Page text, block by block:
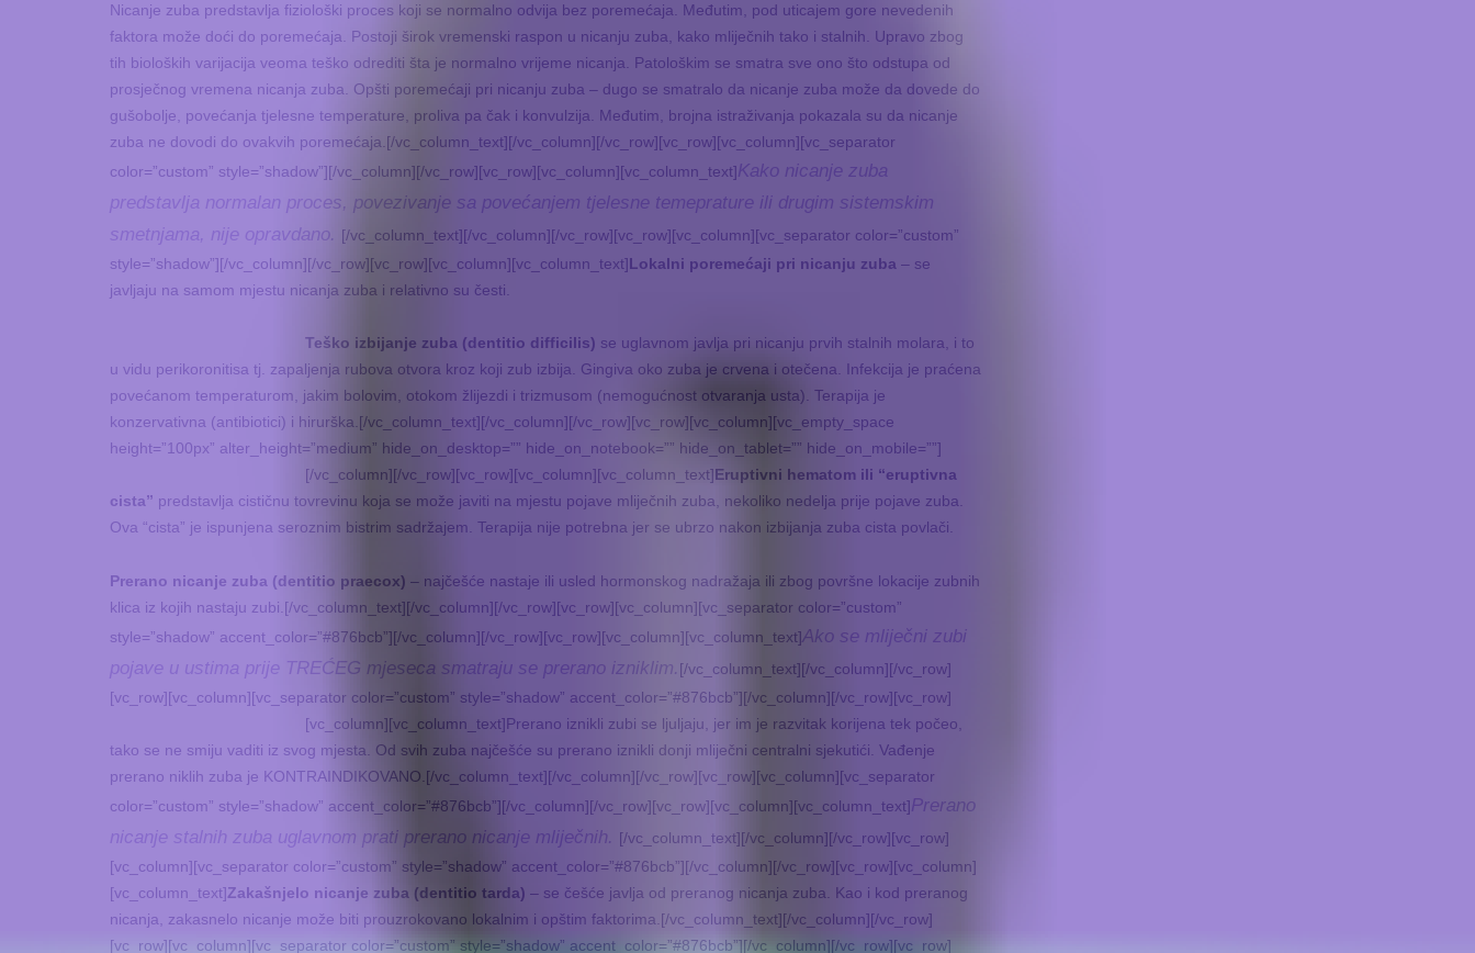
Nicanje zuba predstavlja fiziološki proces koji se normalno odvija bez poremećaja. Međutim, pod uticajem gore nevedenih
faktora može doći do poremećaja. Postoji širok vremenski raspon u nicanju zuba, kako mliječnih tako i stalnih. Upravo zbog
tih bioloških varijacija veoma teško odrediti šta je normalno vrijeme nicanja. Patološkim se smatra sve ono što odstupa od
prosječnog vremena nicanja zuba. Opšti poremećaji pri nicanju zuba – dugo se smatralo da nicanje zuba može da dovede do
gušobolje, povećanja tjelesne temperature, proliva pa čak i konvulzija. Međutim, brojna istraživanja pokazala su da nicanje
zuba ne dovodi do ovakvih poremećaja.[/vc_column_text][/vc_column][/vc_row][vc_row][vc_column][vc_separator
color=”custom” style=”shadow”][/vc_column][/vc_row][vc_row][vc_column][vc_column_text]Kako nicanje zuba
predstavlja normalan proces, povezivanje sa povećanjem tjelesne temeprature ili drugim sistemskim
smetnjama, nije opravdano. [/vc_column_text][/vc_column][/vc_row][vc_row][vc_column][vc_separator color=”custom”
style=”shadow”][/vc_column][/vc_row][vc_row][vc_column][vc_column_text]Lokalni poremećaji pri nicanju zuba – se
javljaju na samom mjestu nicanja zuba i relativno su česti.
Teško izbijanje zuba (dentitio difficilis) se uglavnom javlja pri nicanju prvih stalnih molara, i to
u vidu perikoronitisa tj. zapaljenja rubova otvora kroz koji zub izbija. Gingiva oko zuba je crvena i otečena. Infekcija je praćena
povećanom temperaturom, jakim bolovim, otokom žlijezdi i trizmusom (nemogućnost otvaranja usta). Terapija je
konzervativna (antibiotici) i hirurška.[/vc_column_text][/vc_column][/vc_row][vc_row][vc_column][vc_empty_space
height=”100px” alter_height=”medium” hide_on_desktop=”” hide_on_notebook=”” hide_on_tablet=”” hide_on_mobile=””]
[/vc_column][/vc_row][vc_row][vc_column][vc_column_text]Eruptivni hematom ili “eruptivna
cista” predstavlja cističnu tovrevinu koja se može javiti na mjestu pojave mliječnih zuba, nekoliko nedelja prije pojave zuba.
Ova “cista” je ispunjena seroznim bistrim sadržajem. Terapija nije potrebna jer se ubrzo nakon izbijanja zuba cista povlači.
Prerano nicanje zuba (dentitio praecox) – najčešće nastaje ili usled hormonskog nadražaja ili zbog površne lokacije zubnih
klica iz kojih nastaju zubi.[/vc_column_text][/vc_column][/vc_row][vc_row][vc_column][vc_separator color=”custom”
style=”shadow” accent_color=”#876bcb”][/vc_column][/vc_row][vc_row][vc_column][vc_column_text]Ako se mliječni zubi
pojave u ustima prije TREĆEG mjeseca smatraju se prerano izniklim. [/vc_column_text][/vc_column][/vc_row]
[vc_row][vc_column][vc_separator color=”custom” style=”shadow” accent_color=”#876bcb”][/vc_column][/vc_row][vc_row]
[vc_column][vc_column_text]Prerano iznikli zubi se ljuljaju, jer im je razvitak korijena tek počeo,
tako se ne smiju vaditi iz svog mjesta. Od svih zuba najčešće su prerano iznikli donji mliječni centralni sjekutići. Vađenje
prerano niklih zuba je KONTRAINDIKOVANO.[/vc_column_text][/vc_column][/vc_row][vc_row][vc_column][vc_separator
color=”custom” style=”shadow” accent_color=”#876bcb”][/vc_column][/vc_row][vc_row][vc_column][vc_column_text]Prerano
nicanje stalnih zuba uglavnom prati prerano nicanje mliječnih. [/vc_column_text][/vc_column][/vc_row][vc_row]
[vc_column][vc_separator color=”custom” style=”shadow” accent_color=”#876bcb”][/vc_column][/vc_row][vc_row][vc_column]
[vc_column_text]Zakašnjelo nicanje zuba (dentitio tarda) – se češće javlja od preranog nicanja zuba. Kao i kod preranog
nicanja, zakasnelo nicanje može biti prouzrokovano lokalnim i opštim faktorima.[/vc_column_text][/vc_column][/vc_row]
[vc_row][vc_column][vc_separator color=”custom” style=”shadow” accent_color=”#876bcb”][/vc_column][/vc_row][vc_row]